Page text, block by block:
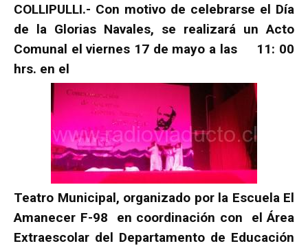
COLLIPULLI.- Con motivo de celebrarse el Día
de la Glorias Navales, se realizará un Acto
Comunal el viernes 17 de mayo a las 11: 00
hrs. en el
Teatro Municipal, organizado por la Escuela El
Amanecer F-98 en coordinación con el Área
Extraescolar del Departamento de Educación